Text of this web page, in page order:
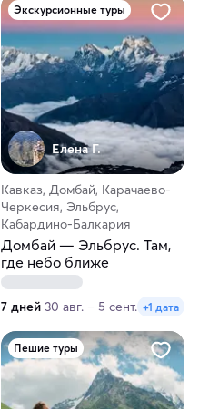
Экскурсионные туры
Елена Г.
Кавказ, Домбай, Карачаево-
Черкесия, Эльбрус,
Кабардино-Балкария
Домбай — Эльбрус. Там,
где небо ближе
7 дней 30 авг. – 5 сент. +1 дата
Пешие туры